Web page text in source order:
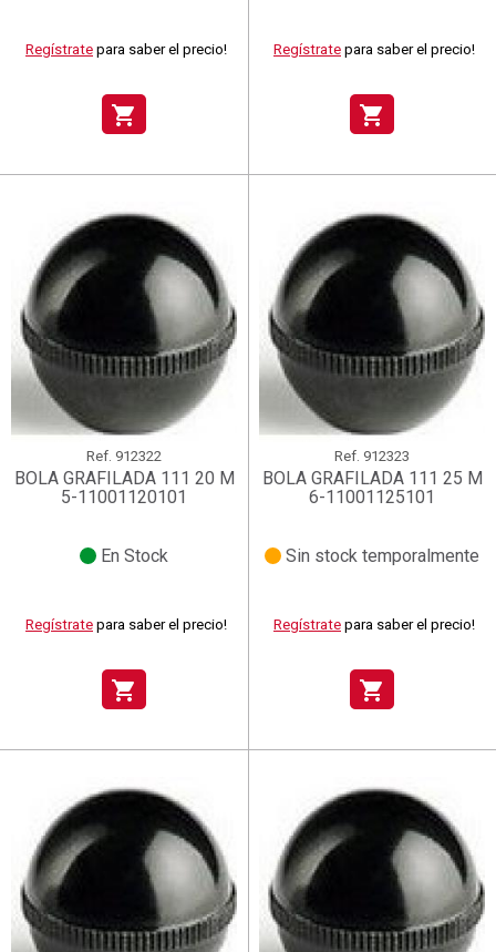
Regístrate para saber el precio!
shopping_cart
Regístrate para saber el precio!
shopping_cart
Ref. 912322
BOLA GRAFILADA 111 20 M
5-11001120101
En Stock
Regístrate para saber el precio!
shopping_cart
Ref. 912323
BOLA GRAFILADA 111 25 M
6-11001125101
Sin stock temporalmente
Regístrate para saber el precio!
shopping_cart